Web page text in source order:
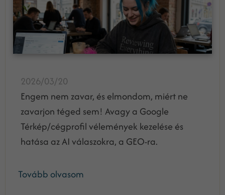
2026/03/20
Engem nem zavar, és elmondom, miért ne
zavarjon téged sem! Avagy a Google
Térkép/cégprofil vélemények kezelése és
hatása az AI válaszokra, a GEO-ra.
Tovább olvasom